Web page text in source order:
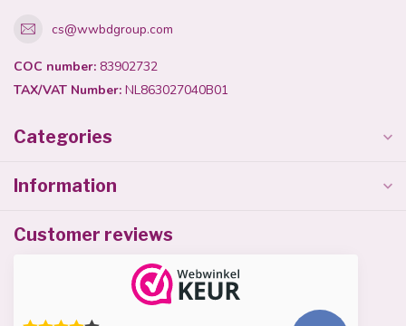
cs@wwbdgroup.com
COC number: 83902732
TAX/VAT Number: NL863027040B01
Categories
Information
Customer reviews